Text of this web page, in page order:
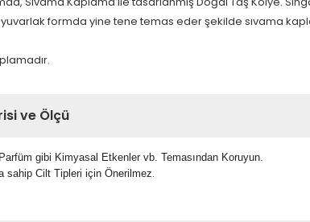
formda yine tene temas eder şekilde sıvama
ve Ölçü
gibi Kimyasal Etkenler vb. Temasından Koruyun.
sahip Cilt Tipleri için Önerilmez.